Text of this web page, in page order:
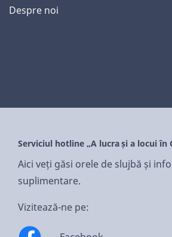
Despre noi
Serviciul hotline „A lucra și a locui în
Aici veți găsi orele de slujbă și
suplimentare.
Vizitează-ne pe: